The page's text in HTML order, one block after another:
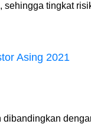
tingkat
Asing 2021